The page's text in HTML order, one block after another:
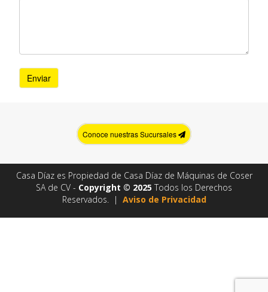
Conoce nuestras Sucursales
Casa Díaz es Propiedad de Casa Díaz de Máquinas de Coser
SA de CV - Copyright © 2025 Todos los Derechos
Reservados. | Aviso de Privacidad